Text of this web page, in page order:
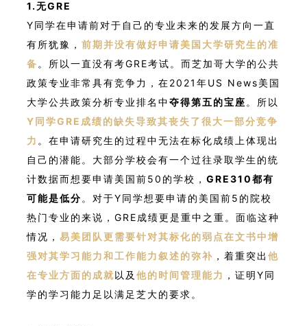
1.无GRE
Y同学在申请前对于自己的专业未来的发展方向一直
有所犹豫， 前期并没有做好申请美国大学研究生的准
备。所以一直没有考GRE考试。而芝加哥大学的公共
政策专业非常具有竞争力，在2021年US News美国
大学公共政策分析专业排名中夺得第五的宝座。所以
Y同学GRE成绩的缺失导致其丧失了很大一部分竞争
力 。在申请研究生的过程中无法在标化成绩上体现出
自己的潜能。大部分学校会有一个过往录取学生的统
计数据而想要申请美国前50的学校， GRE310都有
可能是低分。对于Y同学想要申请的美国前5的院校
热门专业的来说，GRE成绩更是重中之重。面临这种
情况， 易美团队更需要针对其标化的弱点在文书中增
强对其学习能力和工作能力叙述的弥补 ，着重突出 他
在专业方面的成就以及 他的时间管理能力 ，证明Y同
学的学习能力足以满足芝大的要求。